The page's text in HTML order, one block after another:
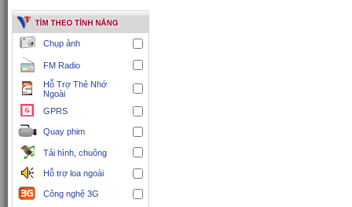
Chụp ảnh
FM Radio
Hỗ Trợ Thẻ Nhớ
Ngoài
GPRS
Quay phim
Tải hình, chuông
Hỗ trợ loa ngoài
Công nghệ 3G